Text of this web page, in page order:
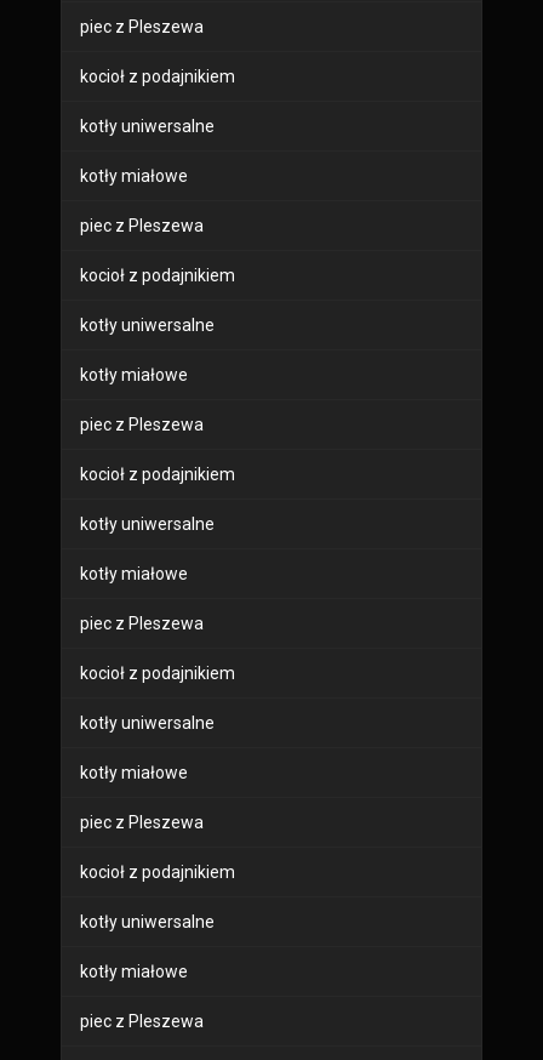
piec z Pleszewa
kocioł z podajnikiem
kotły uniwersalne
kotły miałowe
piec z Pleszewa
kocioł z podajnikiem
kotły uniwersalne
kotły miałowe
piec z Pleszewa
kocioł z podajnikiem
kotły uniwersalne
kotły miałowe
piec z Pleszewa
kocioł z podajnikiem
kotły uniwersalne
kotły miałowe
piec z Pleszewa
kocioł z podajnikiem
kotły uniwersalne
kotły miałowe
piec z Pleszewa